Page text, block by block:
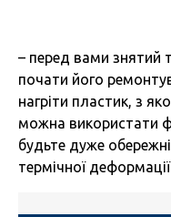
– перед вами знятий
почати його
нагріти пластик, з
можна використати
будьте дуже
термічної